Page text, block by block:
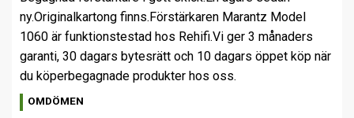
ny.Originalkartong finns.Förstärkaren Marantz Model
1060 är funktionstestad hos Rehifi.Vi ger 3 månaders
garanti, 30 dagars bytesrätt och 10 dagars öppet köp när
du köperbegagnade produkter hos oss.
OMDÖMEN